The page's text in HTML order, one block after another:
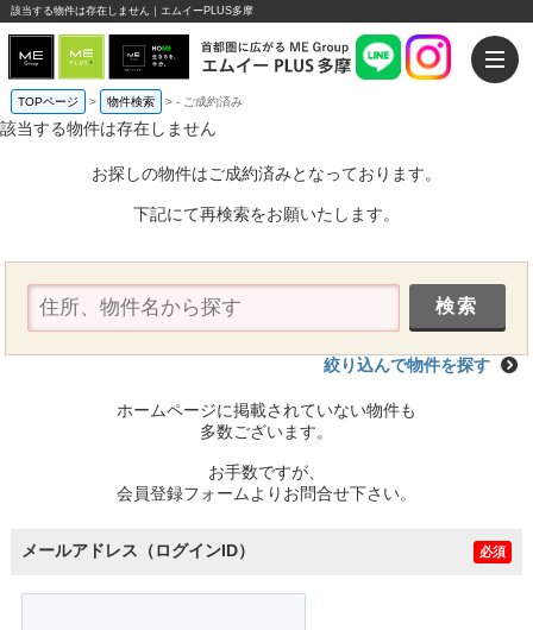
該当する物件は存在しません｜エムイーPLUS多摩
TOPページ > 物件検索 >- ご成約済み
該当する物件は存在しません
お探しの物件はご成約済みとなっております。
下記にて再検索をお願いたします。
絞り込んで物件を探す
ホームページに掲載されていない物件も
多数ございます。
お手数ですが、
会員登録フォームよりお問合せ下さい。
メールアドレス（ログインID） 必須